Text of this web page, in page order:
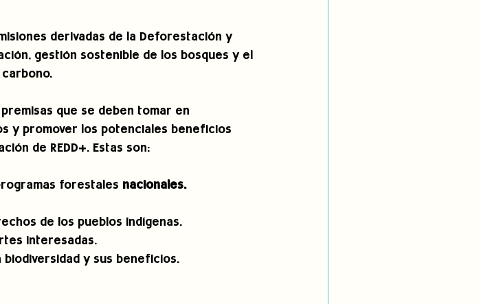
derivadas de la Deforestación y
gestión sostenible de los bosques y el
que se deben tomar en
y promover los potenciales beneficios
de REDD+. Estas son:
forestales nacionales.
de los pueblos indígenas.
interesadas.
y sus beneficios.